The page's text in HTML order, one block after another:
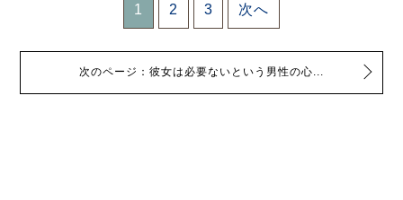
1 2 3 次へ
次のページ：彼女は必要ないという男性の心...